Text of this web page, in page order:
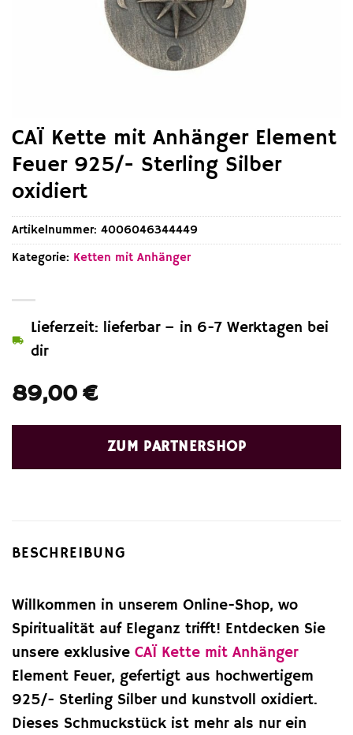
CAÏ Kette mit Anhänger Element
Feuer 925/- Sterling Silber
oxidiert
89,00€
Lieferzeit: lieferbar – in 6-7 Werktagen bei
dir
ZUM PARTNERSHOP
Artikelnummer: 4006046344449
Kategorie: Ketten mit Anhänger
BESCHREIBUNG
Willkommen in unserem Online-Shop, wo
Spiritualität auf Eleganz trifft! Entdecken Sie
unsere exklusive CAÏ Kette mit Anhänger
Element Feuer, gefertigt aus hochwertigem
925/- Sterling Silber und kunstvoll oxidiert.
Dieses Schmuckstück ist mehr als nur ein